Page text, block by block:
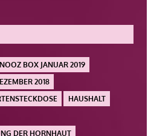
BOX JANUAR 2019
2018
HAUSHALT
DER HORNHAUT